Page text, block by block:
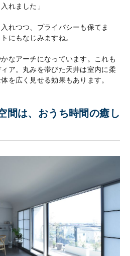
れました」
れつつ、プライバシーも保てま
にもなじみますね。
なアーチになっています。これも
ア。丸みを帯びた天井は室内に柔
を広く見せる効果もあります。
間は、おうち時間の癒し